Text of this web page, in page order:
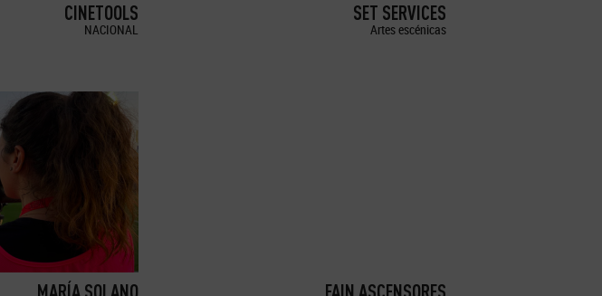
CINETOOLS
NACIONAL
SET SERVICES
Artes escénicas
MARÍA SOLANO FAIN ASCENSORES